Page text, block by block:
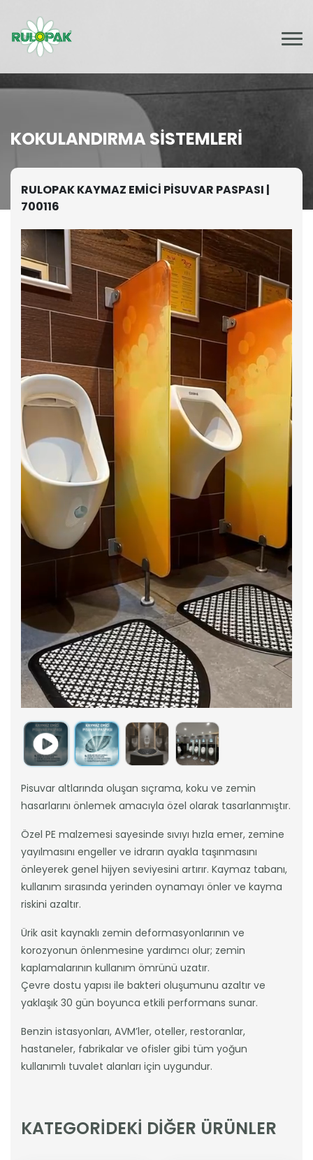
KOKULANDIRMA SISTEMLERI
RULOPAK KAYMAZ EMİCİ PİSUVAR PASPASI |
700116
Pisuvar altlarında oluşan sıçrama, koku ve zemin
hasarlarını önlemek amacıyla özel olarak tasarlanmıştır.
Özel PE malzemesi sayesinde sıvıyı hızla emer, zemine
yayılmasını engeller ve idrarın ayakla taşınmasını
önleyerek genel hijyen seviyesini artırır. Kaymaz tabanı,
kullanım sırasında yerinden oynamayı önler ve kayma
riskini azaltır.
Ürik asit kaynaklı zemin deformasyonlarının ve
korozyonun önlenmesine yardımcı olur; zemin
kaplamalarının kullanım ömrünü uzatır.
Çevre dostu yapısı ile bakteri oluşumunu azaltır ve
yaklaşık 30 gün boyunca etkili performans sunar.
Benzin istasyonları, AVM’ler, oteller, restoranlar,
hastaneler, fabrikalar ve ofisler gibi tüm yoğun
kullanımlı tuvalet alanları için uygundur.
KATEGORİDEKİ DİĞER ÜRÜNLER